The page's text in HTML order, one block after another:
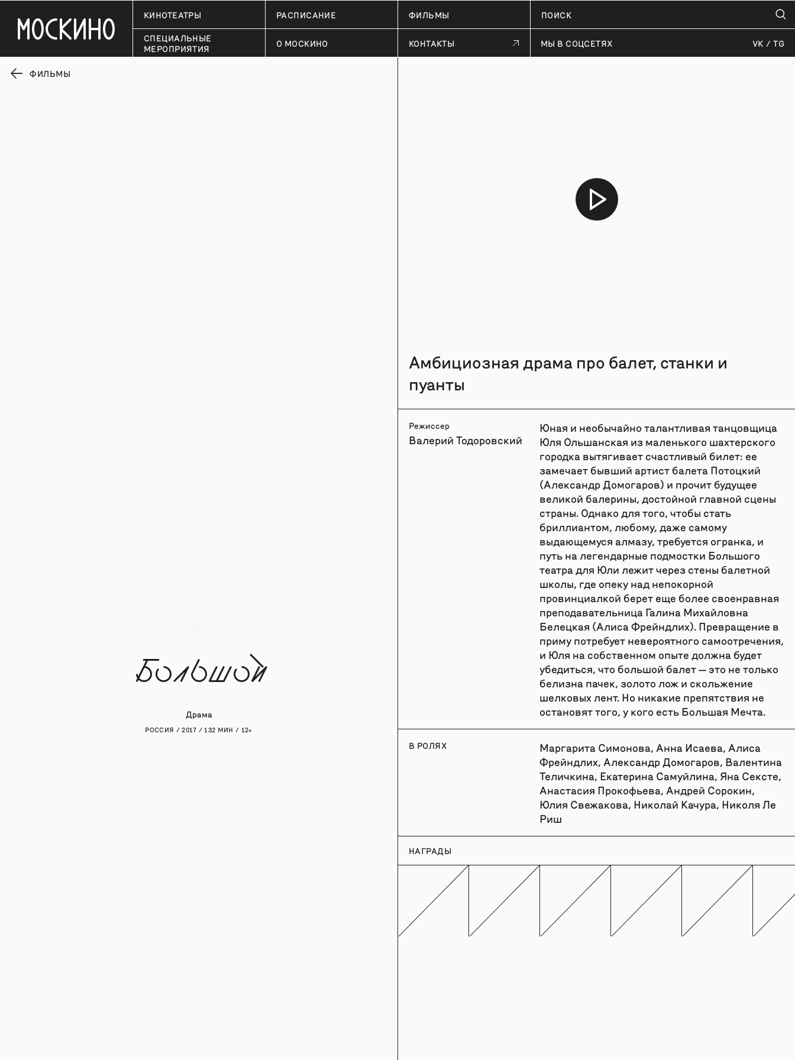
КИНОТЕАТРЫ РАСПИСАНИЕ ФИЛЬМЫ
СПЕЦИАЛЬНЫЕ
МЕРОПРИЯТИЯ
О МОСКИНО КОНТАКТЫ МЫ В СОЦСЕТЯХ VK TG
ФИЛЬМЫ
Большой
Драма
РОССИЯ / 2017 / 132 МИН / 12+
Амбициозная драма про балет, станки и
пуанты
Режиссер
Валерий Тодоровский
Юная и необычайно талантливая танцовщица
Юля Ольшанская из маленького шахтерского
городка вытягивает счастливый билет: ее
замечает бывший артист балета Потоцкий
(Александр Домогаров) и прочит будущее
великой балерины, достойной главной сцены
страны. Однако для того, чтобы стать
бриллиантом, любому, даже самому
выдающемуся алмазу, требуется огранка, и
путь на легендарные подмостки Большого
театра для Юли лежит через стены балетной
школы, где опеку над непокорной
провинциалкой берет еще более своенравная
преподавательница Галина Михайловна
Белецкая (Алиса Фрейндлих). Превращение в
приму потребует невероятного самоотречения,
и Юля на собственном опыте должна будет
убедиться, что большой балет — это не только
белизна пачек, золото лож и скольжение
шелковых лент. Но никакие препятствия не
остановят того, у кого есть Большая Мечта.
В РОЛЯХ
Маргарита Симонова, Анна Исаева, Алиса
Фрейндлих, Александр Домогаров, Валентина
Теличкина, Екатерина Самуйлина, Яна Сексте,
Анастасия Прокофьева, Андрей Сорокин,
Юлия Свежакова, Николай Качура, Николя Ле
Риш
НАГРАДЫ